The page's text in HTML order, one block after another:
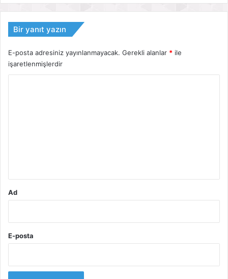
Bir yanıt yazın
E-posta adresiniz yayınlanmayacak. Gerekli alanlar * ile
işaretlenmişlerdir
Ad
E-posta